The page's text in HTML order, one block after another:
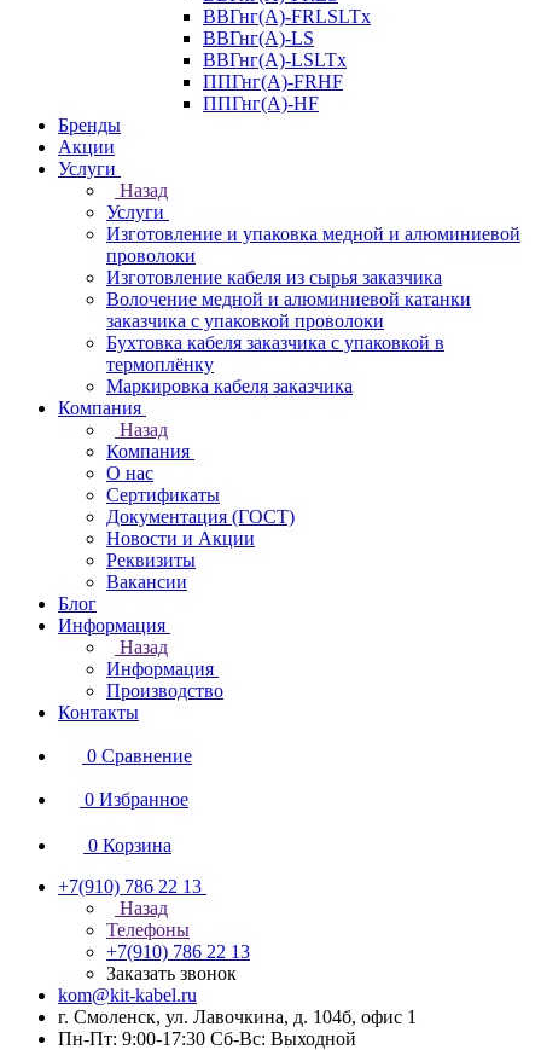
ВВГнг(А)-FRLSLTx
ВВГнг(А)-LS
ВВГнг(А)-LSLTx
ППГнг(А)-FRHF
ППГнг(А)-HF
Бренды
Акции
Услуги
Назад
Услуги
Изготовление и упаковка медной и алюминиевой
проволоки
Изготовление кабеля из сырья заказчика
Волочение медной и алюминиевой катанки
заказчика с упаковкой проволоки
Бухтовка кабеля заказчика с упаковкой в
термоплёнку
Маркировка кабеля заказчика
Компания
Назад
Компания
О нас
Сертификаты
Документация (ГОСТ)
Новости и Акции
Реквизиты
Вакансии
Блог
Информация
Назад
Информация
Производство
Контакты
0 Сравнение
0 Избранное
0 Корзина
+7(910) 786 22 13
Назад
Телефоны
+7(910) 786 22 13
Заказать звонок
kom@kit-kabel.ru
г. Смоленск, ул. Лавочкина, д. 104б, офис 1
Пн-Пт: 9:00-17:30 Cб-Вс: Выходной